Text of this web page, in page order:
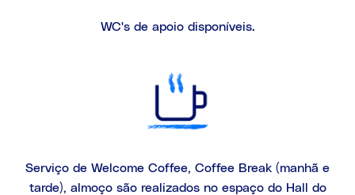
WC's de apoio disponíveis.
Serviço de Welcome Coffee, Coffee Break (manhã e
tarde), almoço são realizados no espaço do Hall do